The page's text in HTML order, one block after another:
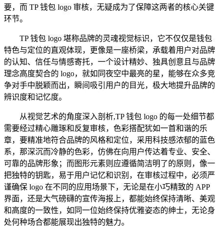
要，而 TP 钱包 logo 审核，无疑成为了保障这两者的核心关键
环节。
TP 钱包 logo 堪称品牌的灵魂视觉标识，它不仅仅是钱包
特色与定位的直观体现，更像是一座桥梁，承载着用户对品牌
的认知、信任与情感寄托，一个设计精妙、独具创意且与品牌
理念高度契合的 logo，就如同夜空中最亮的星，能够在众多竞
争对手中脱颖而出，瞬间吸引用户的目光，极大地提升品牌的
辨识度和记忆度。
从视觉艺术的角度深入剖析,TP 钱包 logo 的每一处细节都
需要经过精心雕琢和反复审核，色彩搭配犹如一首和谐的乐
章，要精准地符合品牌的风格和定位，采用科技感浓郁的蓝色
系，那深沉而冷静的色彩，仿佛在向用户传达着专业、安全、
可靠的品牌形象；而图形元素则应遵循简洁明了的原则，像一
把独特的钥匙，易于用户记忆和识别，在审核过程中，必须严
谨确保 logo 在不同的应用场景下，无论是在小巧精致的 APP
界面，还是大气磅礴的宣传海报上，都能始终保持清晰、美观
和高度的一致性，如同一位始终保持优雅姿态的绅士，无论身
处何种场合都能展现出独特的魅力。